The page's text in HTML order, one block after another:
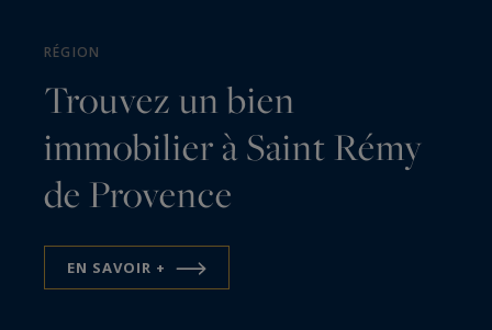
RÉGION
Trouvez un bien
immobilier à Saint Rémy
de Provence
EN SAVOIR +